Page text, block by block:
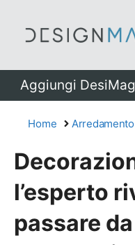
Aggiungi
Home Arredamento
l’esperto
passare